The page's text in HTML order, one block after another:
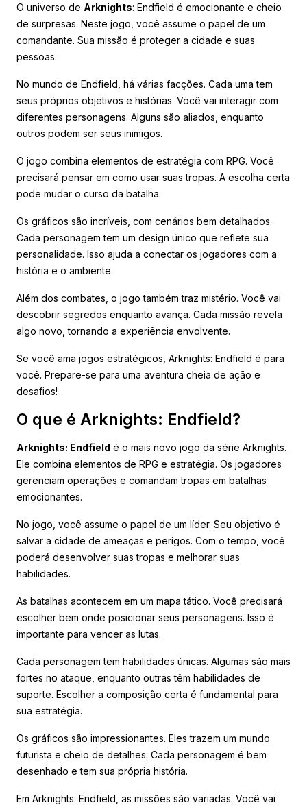
O universo de Arknights: Endfield é emocionante e cheio
de surpresas. Neste jogo, você assume o papel de um
comandante. Sua missão é proteger a cidade e suas
pessoas.
No mundo de Endfield, há várias facções. Cada uma tem
seus próprios objetivos e histórias. Você vai interagir com
diferentes personagens. Alguns são aliados, enquanto
outros podem ser seus inimigos.
O jogo combina elementos de estratégia com RPG. Você
precisará pensar em como usar suas tropas. A escolha certa
pode mudar o curso da batalha.
Os gráficos são incríveis, com cenários bem detalhados.
Cada personagem tem um design único que reflete sua
personalidade. Isso ajuda a conectar os jogadores com a
história e o ambiente.
Além dos combates, o jogo também traz mistério. Você vai
descobrir segredos enquanto avança. Cada missão revela
algo novo, tornando a experiência envolvente.
Se você ama jogos estratégicos, Arknights: Endfield é para
você. Prepare-se para uma aventura cheia de ação e
desafios!
O que é Arknights: Endfield?
Arknights: Endfield é o mais novo jogo da série Arknights.
Ele combina elementos de RPG e estratégia. Os jogadores
gerenciam operações e comandam tropas em batalhas
emocionantes.
No jogo, você assume o papel de um líder. Seu objetivo é
salvar a cidade de ameaças e perigos. Com o tempo, você
poderá desenvolver suas tropas e melhorar suas
habilidades.
As batalhas acontecem em um mapa tático. Você precisará
escolher bem onde posicionar seus personagens. Isso é
importante para vencer as lutas.
Cada personagem tem habilidades únicas. Algumas são mais
fortes no ataque, enquanto outras têm habilidades de
suporte. Escolher a composição certa é fundamental para
sua estratégia.
Os gráficos são impressionantes. Eles trazem um mundo
futurista e cheio de detalhes. Cada personagem é bem
desenhado e tem sua própria história.
Em Arknights: Endfield, as missões são variadas. Você vai